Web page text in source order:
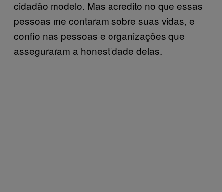
cidadão modelo. Mas acredito no que essas
pessoas me contaram sobre suas vidas, e
confio nas pessoas e organizações que
asseguraram a honestidade delas.